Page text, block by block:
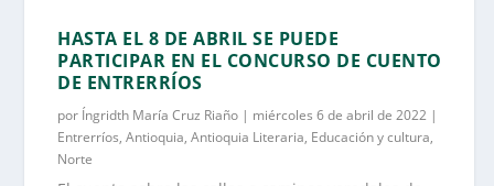
HASTA EL 8 DE ABRIL SE PUEDE
PARTICIPAR EN EL CONCURSO DE CUENTO
DE ENTRERRÍOS
por Íngridth María Cruz Riaño | miércoles 6 de abril de 2022 |
Entrerríos,Antioquia,Antioquia Literaria, Educación y cultura,
Norte